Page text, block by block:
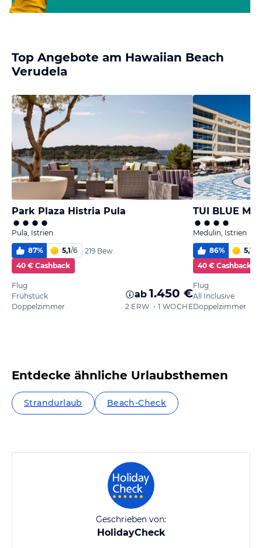
Top Angebote am Hawaiian Beach
Verudela
Park Plaza Histria Pula
Pula, Istrien
87% 5,1/6
219 Bew.
40 € Cashback
Flug
Frühstück
Doppelzimmer
ab 1.450 €
2 ERW. • 1 WOCHE
TUI BLUE
Medulin, Istrien
86% 5,1
40 € Cashback
Flug
All Inclusive
Doppelzimmer
Entdecke ähnliche Urlaubsthemen
Strandurlaub Beach-Check
Geschrieben von:
HolidayCheck